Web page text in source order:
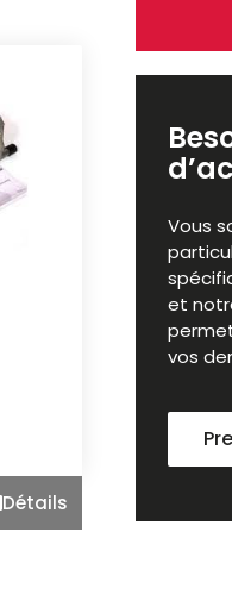
Détails
Vous
et
vos